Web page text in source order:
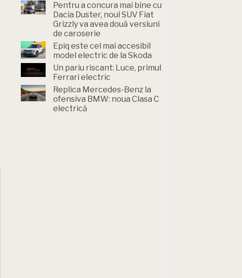
Pentru a concura mai bine cu
Dacia Duster, noul SUV Fiat
Grizzly va avea două versiuni
de caroserie
Epiq este cel mai accesibil
model electric de la Skoda
Un pariu riscant: Luce, primul
Ferrari electric
Replica Mercedes-Benz la
ofensiva BMW: noua Clasa C
electrică